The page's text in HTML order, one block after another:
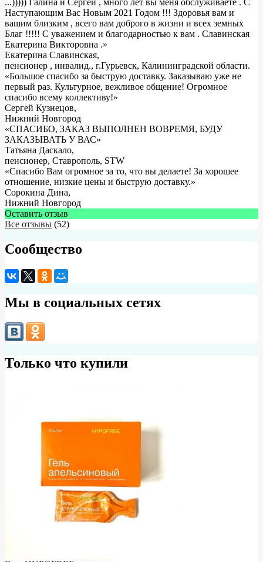
...))))) Галина и Сергей , много лет вы меня обслуживаете . С
Наступающим Вас Новым 2021 Годом !!! Здоровья вам и
вашим близким , всего вам доброго в жизни и всех земных
Благ !!!!! С уважением и благодарностью к вам . Славинская
Екатерина Викторовна .»
Екатерина Славинская,
пенсионер , инвалид., г.Гурьевск, Калининградской области.
«Большое спасибо за быструю доставку. Заказываю уже не
первый раз. Культурное, вежливое общение! Огромное
спасибо всему коллективу!»
Сергей Кузнецов,
Нижний Новгород
«СПАСИБО, ЗАКАЗ ВЫПОЛНЕН ВОВРЕМЯ, БУДУ
ЗАКАЗЫВАТЬ У ВАС»
Татьяна Даскало,
пенсионер, Ставрополь, STW
«Спасибо Вам огромное за то, что вы делаете! За хорошее
отношение, низкие цены и быструю доставку.»
Сорокина Дина,
Нижний Новгород
Оставить отзыв
Все отзывы (52)
Сообщество
Мы в социальных сетях
Только что купили